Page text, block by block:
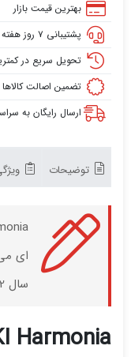
بهترین قیمت بازار
پشتیبانی ۷ روز هفته
تحویل سریع در
تضمین اصالت کالاها
ارسال رایگان به
توضیحات
سال 2022 به بازار جهانی عرضه شده است.
Harmonia